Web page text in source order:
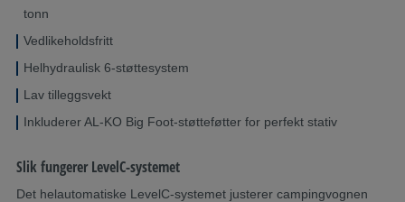
tonn
Vedlikeholdsfritt
Helhydraulisk 6-støttesystem
Lav tilleggsvekt
Inkluderer AL-KO Big Foot-støtteføtter for perfekt stativ
Slik fungerer LevelC-systemet
Det helautomatiske LevelC-systemet justerer campingvognen